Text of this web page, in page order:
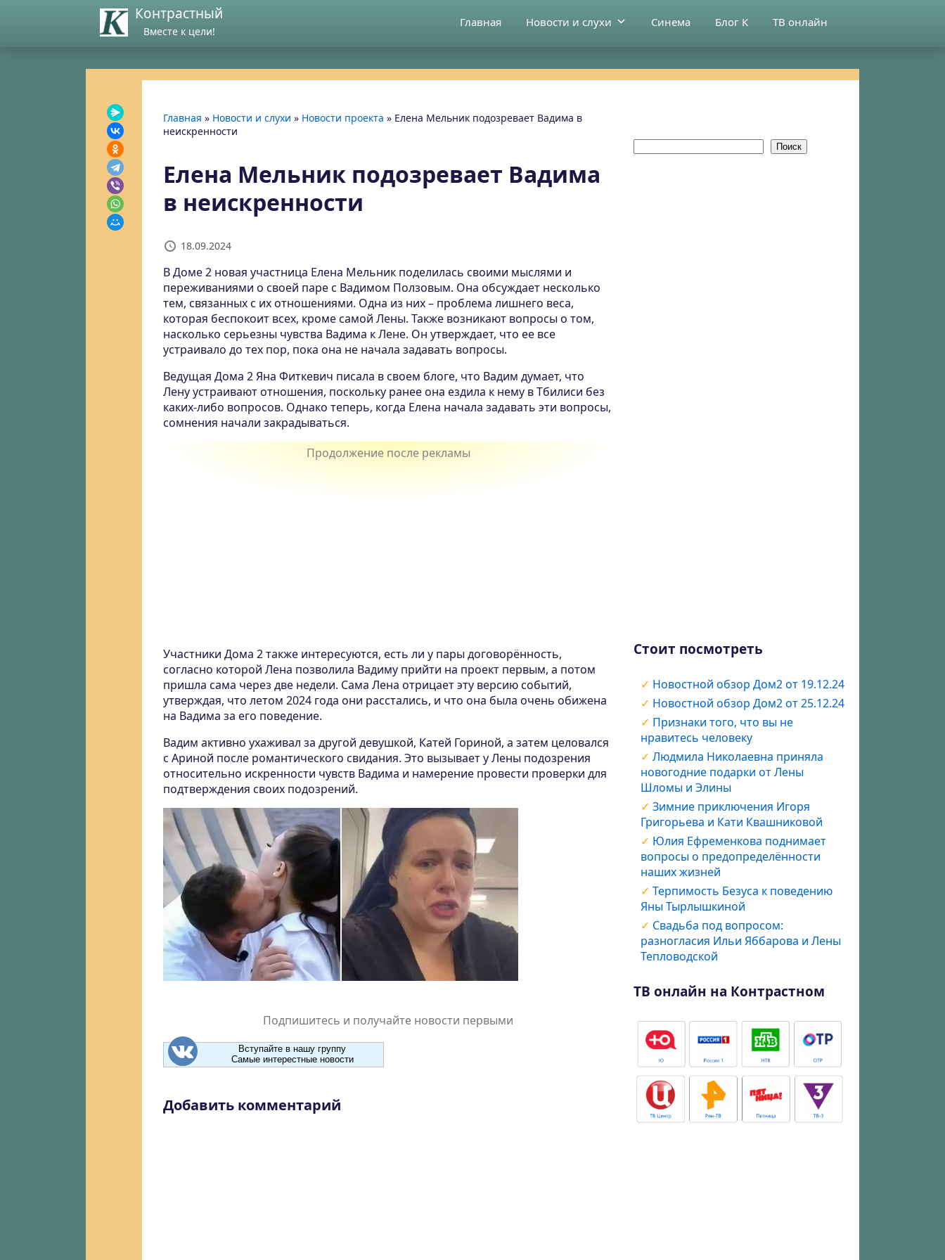
Контрастный
Вместе к цели!
Главная Новости и слухи Синема Блог К ТВ онлайн
Главная » Новости и слухи » Новости проекта » Елена Мельник подозревает Вадима в
неискренности
Елена Мельник подозревает Вадима
в неискренности
18.09.2024
В Доме 2 новая участница Елена Мельник поделилась своими мыслями и
переживаниями о своей паре с Вадимом Ползовым. Она обсуждает несколько
тем, связанных с их отношениями. Одна из них – проблема лишнего веса,
которая беспокоит всех, кроме самой Лены. Также возникают вопросы о том,
насколько серьезны чувства Вадима к Лене. Он утверждает, что ее все
устраивало до тех пор, пока она не начала задавать вопросы.
Ведущая Дома 2 Яна Фиткевич писала в своем блоге, что Вадим думает, что
Лену устраивают отношения, поскольку ранее она ездила к нему в Тбилиси без
каких-либо вопросов. Однако теперь, когда Елена начала задавать эти вопросы,
сомнения начали закрадываться.
Участники Дома 2 также интересуются, есть ли у пары договорённость,
согласно которой Лена позволила Вадиму прийти на проект первым, а потом
пришла сама через две недели. Сама Лена отрицает эту версию событий,
утверждая, что летом 2024 года они расстались, и что она была очень обижена
на Вадима за его поведение.
Вадим активно ухаживал за другой девушкой, Катей Гориной, а затем целовался
с Ариной после романтического свидания. Это вызывает у Лены подозрения
относительно искренности чувств Вадима и намерение провести проверки для
подтверждения своих подозрений.
Подпишитесь и получайте новости первыми
Вступайте в нашу группу
Самые интерестные новости
Добавить комментарий
Поиск
Стоит посмотреть
Новостной обзор Дом2 от 19.12.24
Новостной обзор Дом2 от 25.12.24
Признаки того, что вы не
нравитесь человеку
Людмила Николаевна приняла
новогодние подарки от Лены
Шломы и Элины
Зимние приключения Игоря
Григорьева и Кати Квашниковой
Юлия Ефременкова поднимает
вопросы о предопределённости
наших жизней
Терпимость Безуса к поведению
Яны Тырлышкиной
Свадьба под вопросом:
разногласия Ильи Яббарова и Лены
Тепловодской
ТВ онлайн на Контрастном